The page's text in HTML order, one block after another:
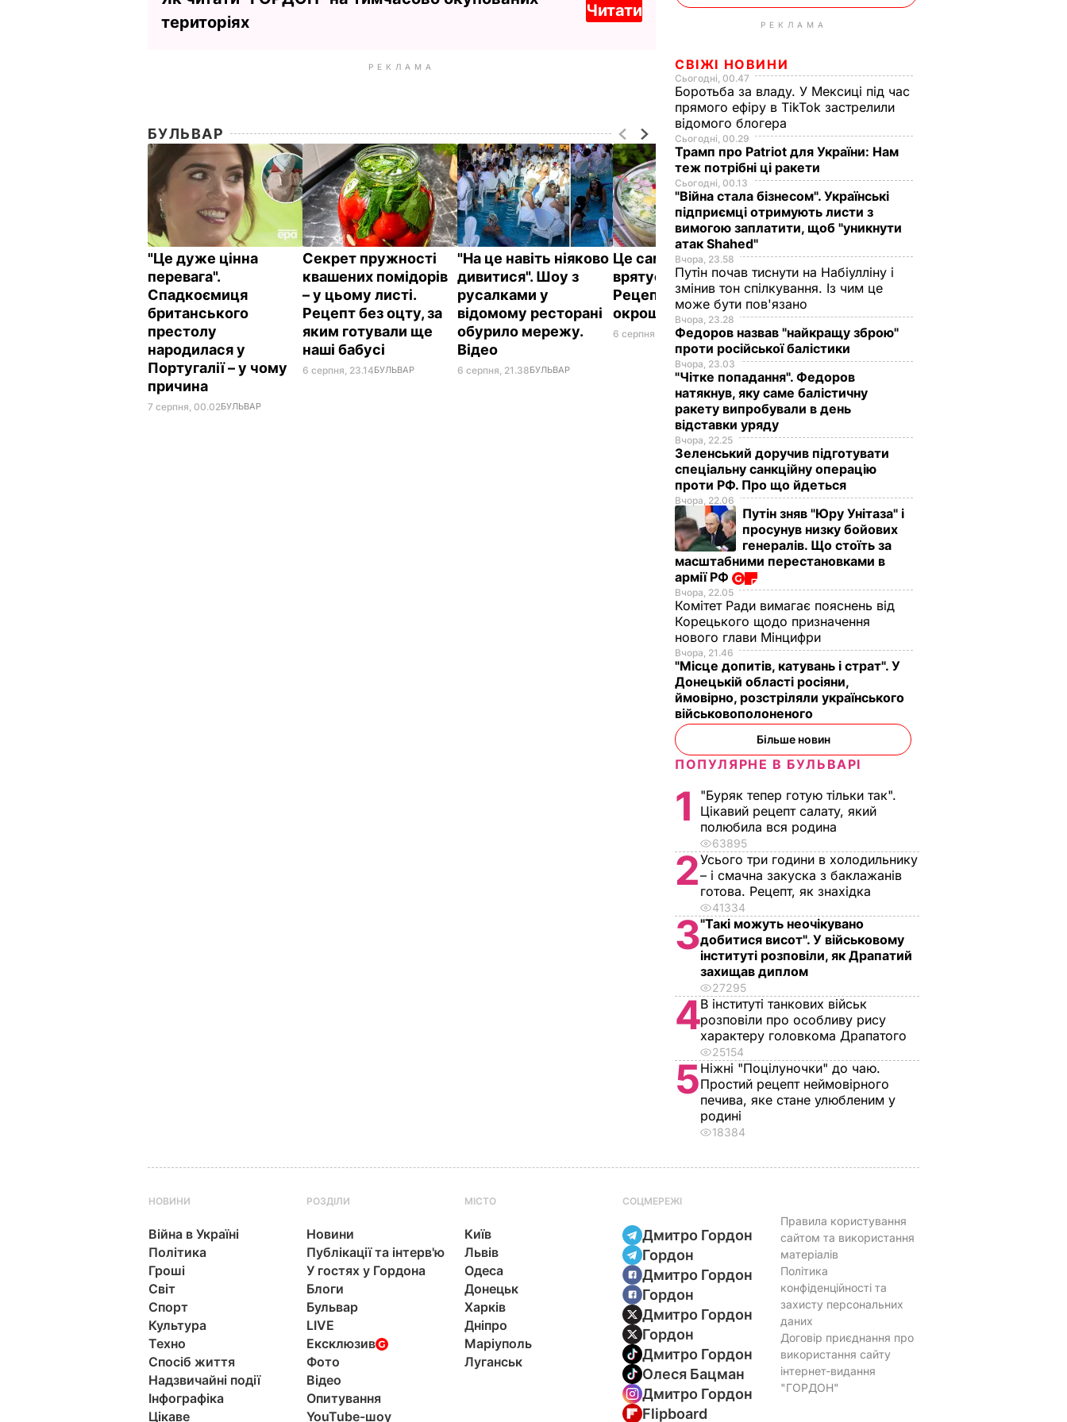
територіях
Читати
РЕКЛАМА
БУЛЬВАР
"Це дуже цінна
перевага".
Спадкоємиця
британського
престолу
народилася у
Португалії – у чому
причина
7 серпня, 00.02БУЛЬВАР
Секрет пружності
квашених помідорів
– у цьому листі.
Рецепт без оцту, за
яким готували ще
наші бабусі
6 серпня, 23.14БУЛЬВАР
"На це навіть ніяково
дивитися". Шоу з
русалками у
відомому ресторані
обурило мережу.
Відео
6 серпня, 21.38БУЛЬВАР
Це саме те, що
врятує у спеку.
Рецепт смачнючої
окрошки
6 серпня, 18.21БУЛЬВАР
"Хрумкі зовні й ніжні
всередині".
Найсмачніші
смажені кабачки
6 серпня, 18.09БУЛЬВАР
РЕКЛАМА
СВІЖІ НОВИНИ
Сьогодні, 00.47
Боротьба за владу. У Мексиці під час
прямого ефіру в TikTok застрелили
відомого блогера
Сьогодні, 00.29
Трамп про Patriot для України: Нам
теж потрібні ці ракети
Сьогодні, 00.13
"Війна стала бізнесом". Українські
підприємці отримують листи з
вимогою заплатити, щоб "уникнути
атак Shahed"
Вчора, 23.58
Путін почав тиснути на Набіулліну і
змінив тон спілкування. Із чим це
може бути пов'язано
Вчора, 23.28
Федоров назвав "найкращу зброю"
проти російської балістики
Вчора, 23.03
"Чітке попадання". Федоров
натякнув, яку саме балістичну
ракету випробували в день
відставки уряду
Вчора, 22.25
Зеленський доручив підготувати
спеціальну санкційну операцію
проти РФ. Про що йдеться
Вчора, 22.06
Путін зняв "Юру Унітаза" і
просунув низку бойових
генералів. Що стоїть за
масштабними перестановками в
армії РФ
Вчора, 22.05
Комітет Ради вимагає пояснень від
Корецького щодо призначення
нового глави Мінцифри
Вчора, 21.46
"Місце допитів, катувань і страт". У
Донецькій області росіяни,
ймовірно, розстріляли українського
військовополоненого
Більше новин
ПОПУЛЯРНЕ В БУЛЬВАРІ
1
"Буряк тепер готую тільки так".
Цікавий рецепт салату, який
полюбила вся родина
63895
2Усього три години в холодильнику
– і смачна закуска з баклажанів
готова. Рецепт, як знахідка
41334
3"Такі можуть неочікувано
добитися висот". У військовому
інституті розповіли, як Драпатий
захищав диплом
27295
4В інституті танкових військ
розповіли про особливу рису
характеру головкома Драпатого
25154
5Ніжні "Поцілуночки" до чаю.
Простий рецепт неймовірного
печива, яке стане улюбленим у
родині
18384
НОВИНИ
Війна в Україні
Політика
Гроші
Світ
Спорт
Культура
Техно
Спосіб життя
Надзвичайні події
Інфографіка
Цікаве
РОЗДІЛИ
Новини
Публікації та інтерв'ю
У гостях у Гордона
Блоги
Бульвар
LIVE
Ексклюзив
Фото
Відео
Опитування
YouTube-шоу
МІСТО
Київ
Львів
Одеса
Донецьк
Харків
Дніпро
Маріуполь
Луганськ
СОЦМЕРЕЖІ
Дмитро Гордон
Гордон
Дмитро Гордон
Гордон
Дмитро Гордон
Гордон
Дмитро Гордон
Олеся Бацман
Дмитро Гордон
Flipboard
Правила користування
сайтом та використання
матеріалів
Політика
конфіденційності та
захисту персональних
даних
Договір приєднання про
використання сайту
інтернет-видання
"ГОРДОН"